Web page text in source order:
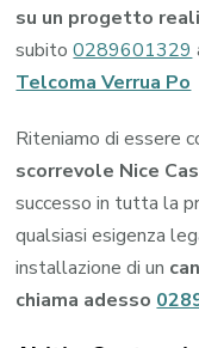
su un progetto
subito0289601329
Telcoma Verrua Po
Riteniamo di essere
scorrevole Nice
successo in tutta la
qualsiasi esigenza
installazione di un
chiama adesso